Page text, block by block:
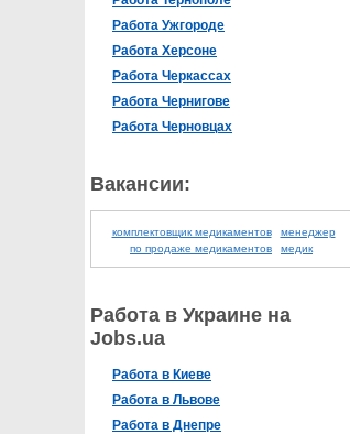
Работа Ужгороде
Работа Херсоне
Работа Черкассах
Работа Чернигове
Работа Черновцах
Вакансии:
комплектовщик медикаментов
менеджер
по продаже медикаментов
медик
Работа в Украине на
Jobs.ua
Работа в Киеве
Работа в Львове
Работа в Днепре